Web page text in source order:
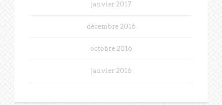
janvier 2017
décembre 2016
octobre 2016
janvier 2016